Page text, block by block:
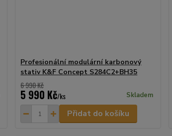
Profesionální modulární karbonový
stativ K&F Concept S284C2+BH35
6 990 Kč
5 990 Kč/ks Skladem
Přidat do košíku